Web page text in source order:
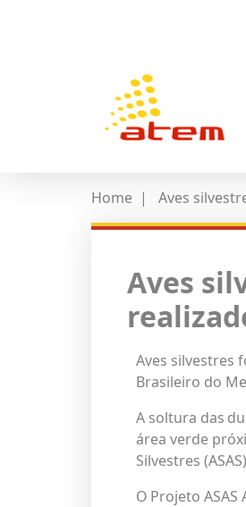
Home | Aves
Aves
Aves silvestres
Brasileiro do
A soltura das
área verde
Silvestres
O Projeto